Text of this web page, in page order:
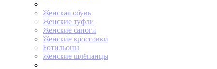
Женская обувь
Женские туфли
Женские сапоги
Женские кроссовки
Ботильоны
Женские шлёпанцы